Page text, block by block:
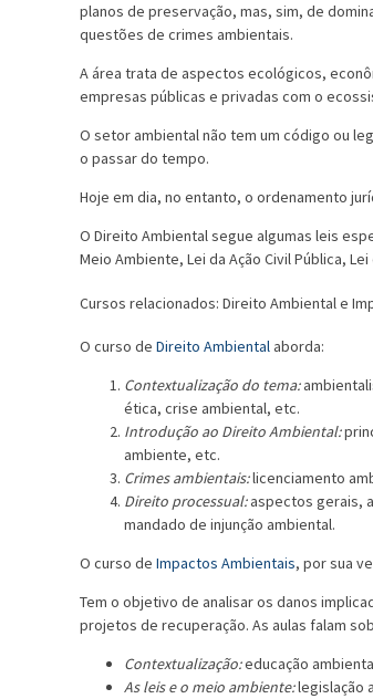
planos de preservação, mas, sim, de
questões de crimes ambientais.
A área trata de aspectos ecológicos,
empresas públicas e privadas com o
O setor ambiental não tem um código ou
o passar do tempo.
Hoje em dia, no entanto, o ordenamento
O Direito Ambiental segue algumas leis
Meio Ambiente, Lei da Ação Civil Pública,
Cursos relacionados: Direito Ambiental e
O curso de Direito Ambiental aborda:
Contextualização do tema:
ética, crise ambiental, etc.
Introdução ao Direito Ambiental:
ambiente, etc.
Crimes ambientais:licenciamento
Direito processual:aspectos gerais,
mandado de injunção ambiental.
O curso de Impactos Ambientais, por sua
Tem o objetivo de analisar os danos
projetos de recuperação. As aulas falam
Contextualização:educação
As leis e o meio ambiente:legislação